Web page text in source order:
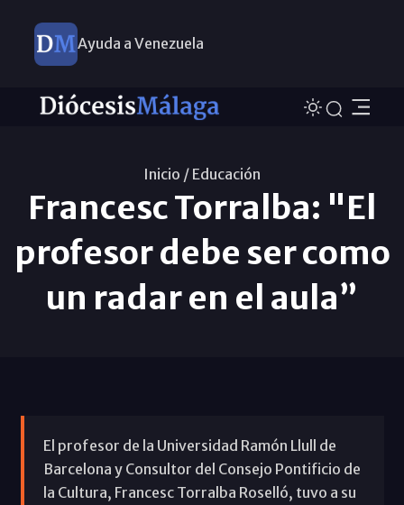
Ayuda a Venezuela
Inicio / Educación
Francesc Torralba: "El
profesor debe ser como
un radar en el aula”
El profesor de la Universidad Ramón Llull de
Barcelona y Consultor del Consejo Pontificio de
la Cultura, Francesc Torralba Roselló, tuvo a su